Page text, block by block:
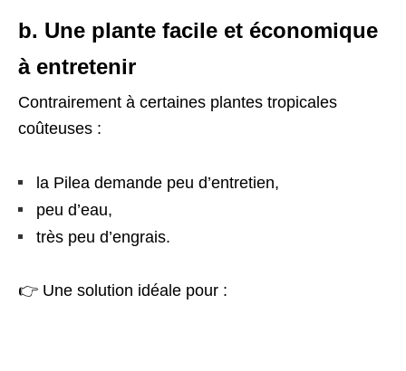
b. Une plante facile et économique
à entretenir
Contrairement à certaines plantes tropicales
coûteuses :
la Pilea demande peu d’entretien,
peu d’eau,
très peu d’engrais.
👉 Une solution idéale pour :